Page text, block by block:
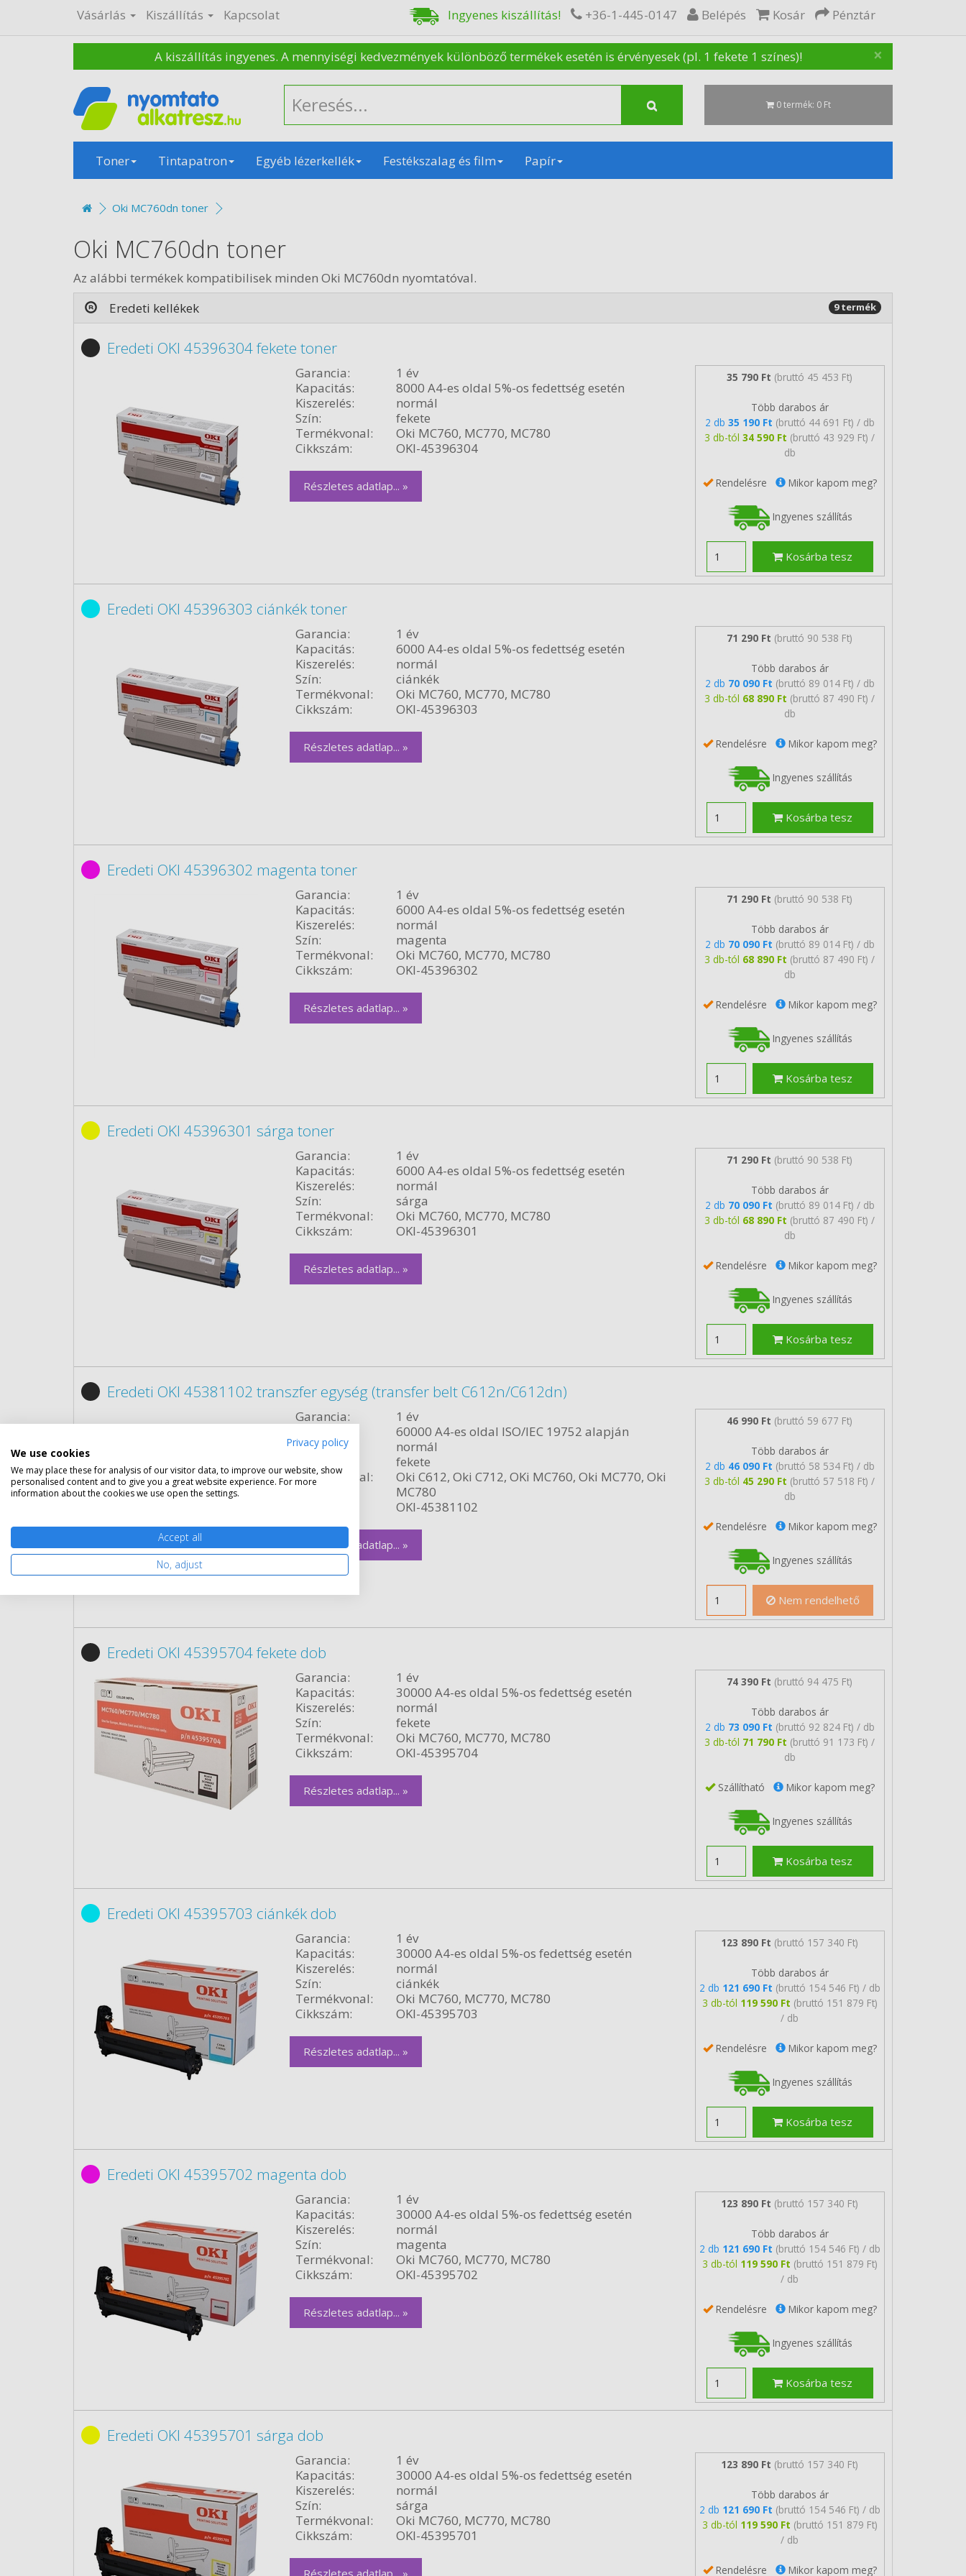
Vásárlás Kiszállítás Kapcsolat Ingyenes kiszállítás! +36-1-445-0147 Belépés Kosár Pénztár
×
A kiszállítás ingyenes. A mennyiségi kedvezmények különböző termékek esetén is érvényesek (pl. 1 fekete 1 színes)!
0 termék: 0 Ft
Toner Tintapatron Egyéb lézerkellék Festékszalag és film Papír
Oki MC760dn toner
Oki MC760dn toner
Az alábbi termékek kompatibilisek minden Oki MC760dn nyomtatóval.
Eredeti kellékek
9 termék
Eredeti OKI 45396304 fekete toner
Garancia:
1 év
Kapacitás:
8000 A4-es oldal 5%-os fedettség esetén
Kiszerelés:
normál
Szín:
fekete
Termékvonal:
Oki MC760, MC770, MC780
Cikkszám:
OKI-45396304
Részletes adatlap... »
35 790 Ft (bruttó 45 453 Ft)
Több darabos ár
2 db 35 190 Ft (bruttó 44 691 Ft) / db
3 db-tól34 590 Ft (bruttó 43 929 Ft) /
db
Rendelésre Mikor kapom meg?
Ingyenes szállítás
Kosárba tesz
Eredeti OKI 45396303 ciánkék toner
Garancia:
1 év
Kapacitás:
6000 A4-es oldal 5%-os fedettség esetén
Kiszerelés:
normál
Szín:
ciánkék
Termékvonal:
Oki MC760, MC770, MC780
Cikkszám:
OKI-45396303
Részletes adatlap... »
71 290 Ft (bruttó 90 538 Ft)
Több darabos ár
2 db 70 090 Ft (bruttó 89 014 Ft) / db
3 db-tól 68 890 Ft (bruttó 87 490 Ft) /
db
Rendelésre Mikor kapom meg?
Ingyenes szállítás
Kosárba tesz
Eredeti OKI 45396302 magenta toner
Garancia:
1 év
Kapacitás:
6000 A4-es oldal 5%-os fedettség esetén
Kiszerelés:
normál
Szín:
magenta
Termékvonal:
Oki MC760, MC770, MC780
Cikkszám:
OKI-45396302
Részletes adatlap... »
71 290 Ft (bruttó 90 538 Ft)
Több darabos ár
2 db 70 090 Ft (bruttó 89 014 Ft) / db
3 db-tól 68 890 Ft (bruttó 87 490 Ft) /
db
Rendelésre Mikor kapom meg?
Ingyenes szállítás
Kosárba tesz
Eredeti OKI 45396301 sárga toner
Garancia:
1 év
Kapacitás:
6000 A4-es oldal 5%-os fedettség esetén
Kiszerelés:
normál
Szín:
sárga
Termékvonal:
Oki MC760, MC770, MC780
Cikkszám:
OKI-45396301
Részletes adatlap... »
71 290 Ft (bruttó 90 538 Ft)
Több darabos ár
2 db 70 090 Ft (bruttó 89 014 Ft) / db
3 db-tól 68 890 Ft (bruttó 87 490 Ft) /
db
Rendelésre Mikor kapom meg?
Ingyenes szállítás
Kosárba tesz
Eredeti OKI 45381102 transzfer egység (transfer belt C612n/C612dn)
Garancia:
1 év
60000 A4-es oldal ISO/IEC 19752 alapján
Kiszerelés:
normál
fekete
Termékvonal:
Oki C612, Oki C712, OKi MC760, Oki MC770, Oki
MC780
OKI-45381102
Részletes adatlap... »
46 990 Ft (bruttó 59 677 Ft)
Több darabos ár
2 db 46 090 Ft (bruttó 58 534 Ft) / db
3 db-tól 45 290 Ft (bruttó 57 518 Ft) /
db
Rendelésre Mikor kapom meg?
Ingyenes szállítás
Nem rendelhető
Eredeti OKI 45395704 fekete dob
Garancia:
1 év
Kapacitás:
30000 A4-es oldal 5%-os fedettség esetén
Kiszerelés:
normál
Szín:
fekete
Termékvonal:
Oki MC760, MC770, MC780
Cikkszám:
OKI-45395704
Részletes adatlap... »
74 390 Ft (bruttó 94 475 Ft)
Több darabos ár
2 db 73 090 Ft (bruttó 92 824 Ft) / db
3 db-tól 71 790 Ft (bruttó 91 173 Ft) /
db
Szállítható Mikor kapom meg?
Ingyenes szállítás
Kosárba tesz
Eredeti OKI 45395703 ciánkék dob
Garancia:
1 év
Kapacitás:
30000 A4-es oldal 5%-os fedettség esetén
Kiszerelés:
normál
Szín:
ciánkék
Termékvonal:
Oki MC760, MC770, MC780
Cikkszám:
OKI-45395703
Részletes adatlap... »
123 890 Ft (bruttó 157 340 Ft)
Több darabos ár
2 db 121 690 Ft (bruttó 154 546 Ft) / db
3 db-tól 119 590 Ft (bruttó 151 879 Ft)
/ db
Rendelésre Mikor kapom meg?
Ingyenes szállítás
Kosárba tesz
Eredeti OKI 45395702 magenta dob
Garancia:
1 év
Kapacitás:
30000 A4-es oldal 5%-os fedettség esetén
Kiszerelés:
normál
Szín:
magenta
Termékvonal:
Oki MC760, MC770, MC780
Cikkszám:
OKI-45395702
Részletes adatlap... »
123 890 Ft (bruttó 157 340 Ft)
Több darabos ár
2 db 121 690 Ft (bruttó 154 546 Ft) / db
3 db-tól 119 590 Ft (bruttó 151 879 Ft)
/ db
Rendelésre Mikor kapom meg?
Ingyenes szállítás
Kosárba tesz
Eredeti OKI 45395701 sárga dob
Garancia:
1 év
Kapacitás:
30000 A4-es oldal 5%-os fedettség esetén
Kiszerelés:
normál
Szín:
sárga
Termékvonal:
Oki MC760, MC770, MC780
Cikkszám:
OKI-45395701
Részletes adatlap... »
123 890 Ft (bruttó 157 340 Ft)
Több darabos ár
2 db 121 690 Ft (bruttó 154 546 Ft) / db
3 db-tól 119 590 Ft (bruttó 151 879 Ft)
/ db
Rendelésre Mikor kapom meg?
Privacy policy
We use cookies
We may place these for analysis of our visitor data, to improve our website, show
personalised content and to give you a great website experience. For more
information about the cookies we use open the settings.
Accept all
No, adjust